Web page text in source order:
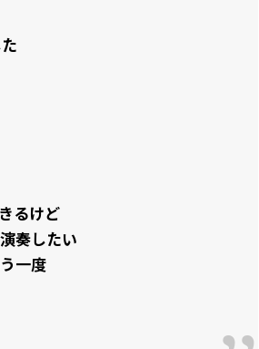
るけど
奏したい
一度